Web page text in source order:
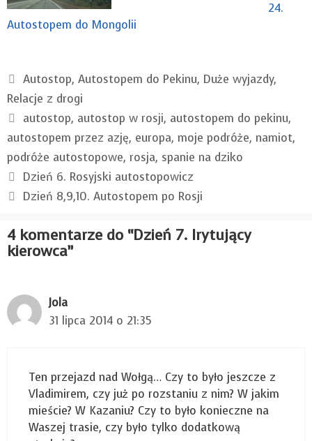
24.
Autostopem do Mongolii
Kategorie
Autostop, Autostopem do Pekinu, Duże wyjazdy,
Relacje z drogi
Tagi
autostop, autostop w rosji, autostopem do pekinu,
autostopem przez azję, europa, moje podróże, namiot,
podróże autostopowe, rosja, spanie na dziko
Dzień 6. Rosyjski autostopowicz
Dzień 8,9,10. Autostopem po Rosji
4 komentarze do “Dzień 7. Irytujący
kierowca”
Jola
31 lipca 2014 o 21:35
Ten przejazd nad Wołgą… Czy to było jeszcze z
Vladimirem, czy już po rozstaniu z nim? W jakim
mieście? W Kazaniu? Czy to było konieczne na
Waszej trasie, czy było tylko dodatkową